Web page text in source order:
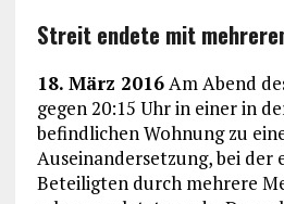
Streit endete mit
18. März 2016Am Abend
gegen 20:15 Uhr in einer in
befindlichen Wohnung zu
Auseinandersetzung, bei der
Beteiligten durch mehrere